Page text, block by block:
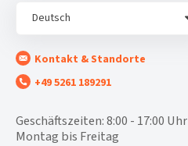
Deutsch
Kontakt & Standorte
+49 5261 189291
Geschäftszeiten: 8:00 - 17:00 Uhr
Montag bis Freitag